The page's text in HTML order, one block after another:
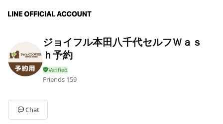
ジョイフル本田八千代セルフＷａｓ
ｈ予約
Friends 159
Chat